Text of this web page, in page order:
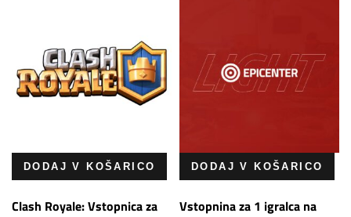
DODAJ V KOŠARICO
Clash Royale: Vstopnica za
DODAJ V KOŠARICO
Vstopnina za 1 igralca na